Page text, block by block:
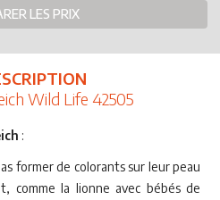
LES PRIX
Wild Life 42505
:
former de colorants sur leur peau
comme la lionne avec bébés de